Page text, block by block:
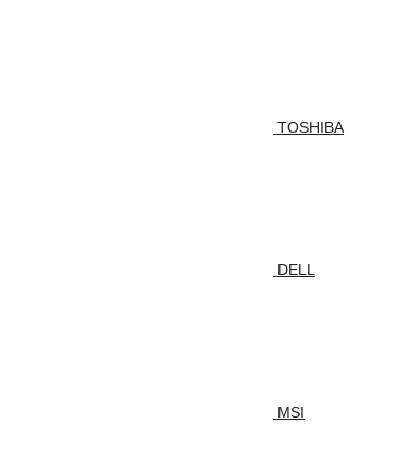
TOSHIBA
DELL
MSI